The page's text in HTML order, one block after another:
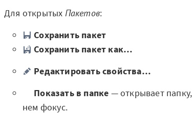
Для открытых Пакетов:
Сохранить пакет
Сохранить пакет как…
Редактировать свойства…
Показать в папке — открывает
нем фокус.